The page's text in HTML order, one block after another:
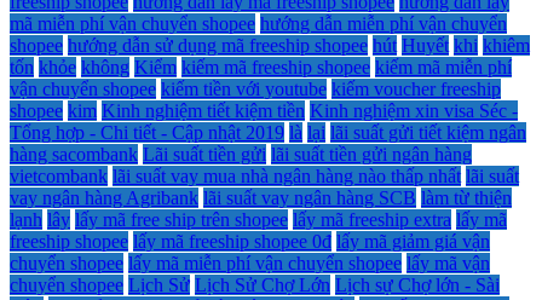
mã miễn phí vận chuyển shopee hướng dẫn miễn phí vận chuyển
shopee hướng dẫn sử dụng mã freeship shopee hút Huyết khi khiêm
tốn khỏe không Kiểm kiếm mã freeship shopee kiếm mã miễn phí
vận chuyển shopee kiếm tiền với youtube kiếm voucher freeship
shopee kim Kinh nghiệm tiết kiệm tiền Kinh nghiệm xin visa Séc -
Tổng hợp - Chi tiết - Cập nhật 2019 là lại lãi suất gửi tiết kiệm ngân
hàng sacombank Lãi suất tiền gửi lãi suất tiền gửi ngân hàng
vietcombank lãi suất vay mua nhà ngân hàng nào thấp nhất lãi suất
vay ngân hàng Agribank lãi suất vay ngân hàng SCB làm từ thiện
lạnh lây lấy mã free ship trên shopee lấy mã freeship extra lấy mã
freeship shopee lấy mã freeship shopee 0đ lấy mã giảm giá vận
chuyển shopee lấy mã miễn phí vận chuyển shopee lấy mã vận
chuyển shopee Lịch Sử Lịch Sử Chợ Lớn Lịch sự Chợ lớn - Sài